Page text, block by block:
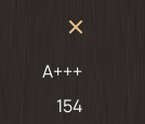
A+++
154